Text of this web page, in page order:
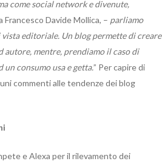
come social network e divenute,
Davide Mollica, – parliamo
editoriale. Un blog permette di creare
mentre, prendiamo il caso di
consumo usa e getta.” Per capire di
commenti alle tendenze dei blog
e Alexa per il rilevamento dei